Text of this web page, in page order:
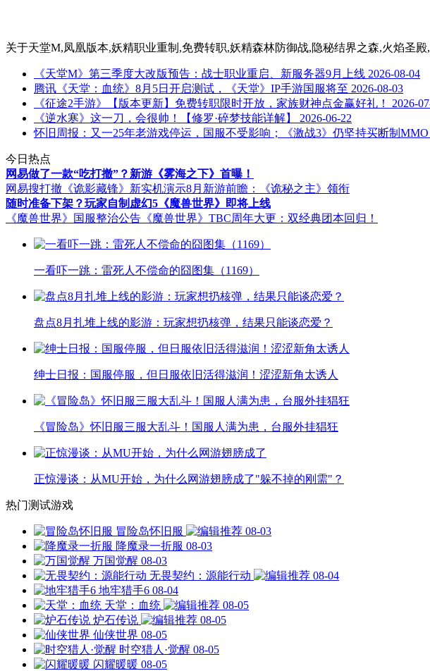
关于天堂M,凤凰版本,妖精职业重制,免费转职,妖精森林防御战,隐秘结界之森,火焰圣
《天堂M》第三季度大改版预告：战士职业重启、新服务器9月上线 2026-08-04
腾讯《天堂：血统》8月5日开启测试，《天堂》IP手游国服将至 2026-08-03
《征途2手游》【版本更新】免费转职限时开放，家族财神点金赢好礼！
2026-
《逆水寒》这一刀，会很帅！【修罗·碎梦技能详解】
2026-06-22
怀旧周报：又一25年老游戏停运，国服不受影响；《激战3》仍坚持买断制MMO
今日热点
网易做了一款“吃打撤”？新游《雾海之下》首曝！
网易搜打撤《诡影藏锋》新实机演示8月新游前瞻：《诡秘之主》领衔
随时准备下架？玩家自制虚幻5《魔兽世界》即将上线
《魔兽世界》国服整治公告 《魔兽世界》TBC周年大更：双经典团本回归！
一看吓一跳：雷死人不偿命的囧图集（1169）
盘点8月扎堆上线的影游：玩家想扔核弹，结果只能谈恋爱？
绅士日报：国服停服，但日服依旧活得滋润！涩涩新角太诱人
《冒险岛》怀旧服三服大乱斗！国服人满为患，台服外挂猖狂
正惊漫谈：从MU开始，为什么网游翅膀成了"躲不掉的刚需"？
热门测试游戏
冒险岛怀旧服
08-03
降魔录一折服 08-03
万国觉醒 08-03
无畏契约：源能行动
08-04
地牢猎手6 08-04
天堂：血统
08-05
炉石传说
08-05
仙侠世界 08-05
时空猎人·觉醒 08-05
闪耀暖暖 08-05